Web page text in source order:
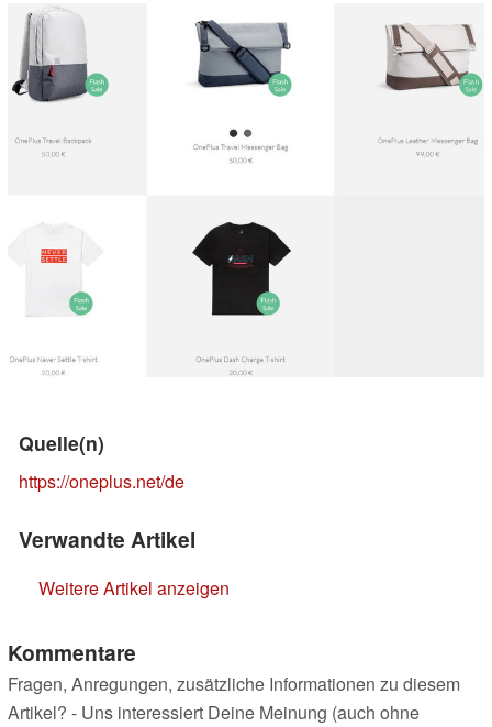
Quelle(n)
https://oneplus.net/de
Verwandte Artikel
Weitere Artikel anzeigen
Kommentare
Fragen, Anregungen, zusätzliche Informationen zu diesem
Artikel? - Uns interessiert Deine Meinung (auch ohne